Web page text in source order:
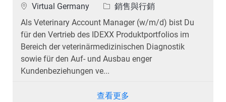
位置Virtual Germany 類別銷售與行銷
Als Veterinary Account Manager (w/m/d) bist Du
für den Vertrieb des IDEXX Produktportfolios im
Bereich der veterinärmedizinischen Diagnostik
sowie für den Auf- und Ausbau enger
Kundenbeziehungen ve...
查看更多